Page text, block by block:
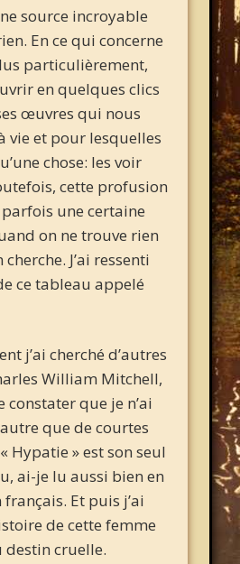
source incroyable
En ce qui concerne
particulièrement,
en quelques clics
œuvres qui nous
vie et pour lesquelles
chose: les voir
cette profusion
une certaine
on ne trouve rien
cherche. J’ai ressenti
ce tableau appelé
j’ai cherché d’autres
William Mitchell,
constater que je n’ai
que de courtes
Hypatie » est son seul
ai-je lu aussi bien en
français. Et puis j’ai
de cette femme
destin cruelle.